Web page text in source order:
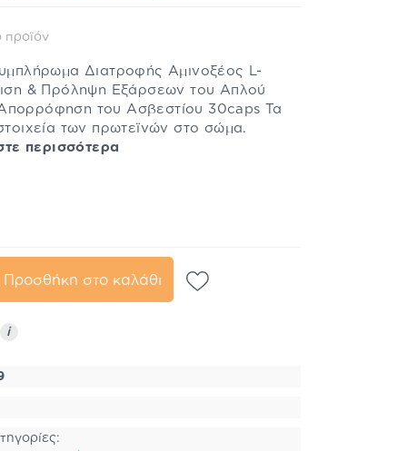
προϊόν
Διατροφής Αμινοξέος L-
& Πρόληψη Εξάρσεων του Απλού
του Ασβεστίου 30caps Τα
των πρωτεϊνών στο σώμα.
περισσότερα
Προσθήκη στο καλάθι
i